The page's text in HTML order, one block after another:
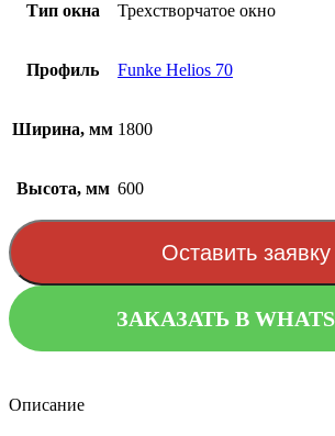
Тип окна Трехстворчатое окно
Профиль Funke Helios 70
Ширина, мм 1800
Высота, мм 600
Оставить заявку
ЗАКАЗАТЬ В
Описание